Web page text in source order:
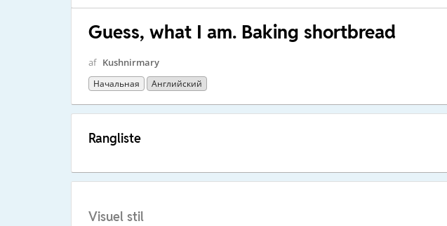
Guess, what I am. Baking shortbread
af Kushnirmary
Начальная Английский
Rangliste
Visuel stil